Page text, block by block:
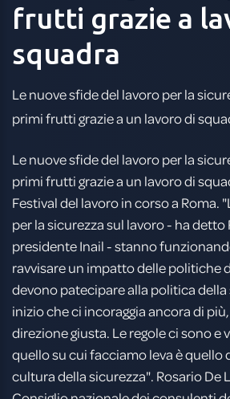
frutti grazie a
squadra
Le nuove sfide del lavoro per la
primi frutti grazie a un lavoro di
Le nuove sfide del lavoro per la
primi frutti grazie a un lavoro di
Festival del lavoro in corso a Roma.
per la sicurezza sul lavoro - ha
presidente Inail - stanno
ravvisare un impatto delle politiche
devono patecipare alla politica della
inizio che ci incoraggia ancora di
direzione giusta. Le regole ci sono e
quello su cui facciamo leva è quello
cultura della sicurezza". Rosario De